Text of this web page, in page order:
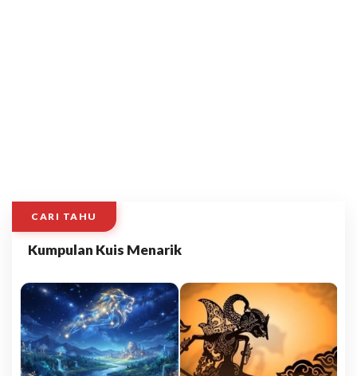
CARI TAHU
Kumpulan Kuis Menarik